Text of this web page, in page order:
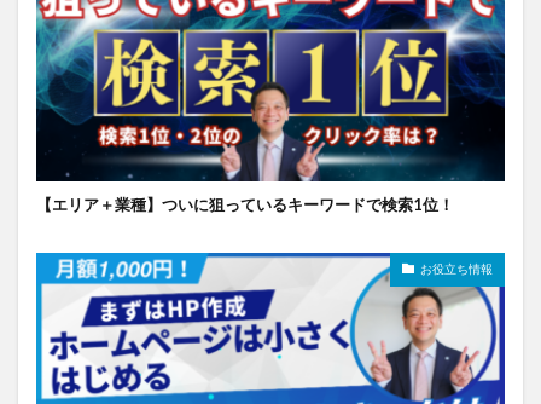
【エリア＋業種】ついに狙っているキーワードで検索1位！
お役立ち情報